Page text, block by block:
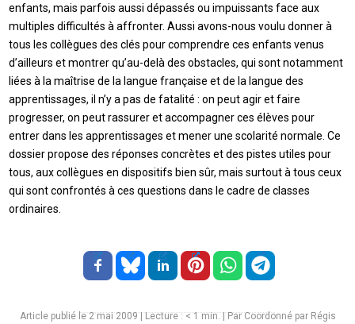
enfants, mais parfois aussi dépassés ou impuissants face aux
multiples difficultés à affronter. Aussi avons-nous voulu donner à
tous les collègues des clés pour comprendre ces enfants venus
d’ailleurs et montrer qu’au-delà des obstacles, qui sont notamment
liées à la maîtrise de la langue française et de la langue des
apprentissages, il n’y a pas de fatalité : on peut agir et faire
progresser, on peut rassurer et accompagner ces élèves pour
entrer dans les apprentissages et mener une scolarité normale. Ce
dossier propose des réponses concrètes et des pistes utiles pour
tous, aux collègues en dispositifs bien sûr, mais surtout à tous ceux
qui sont confrontés à ces questions dans le cadre de classes
ordinaires.
Article publié le 2 mai 2009|Lecture : < 1 min. | Par Coordonné par Régis